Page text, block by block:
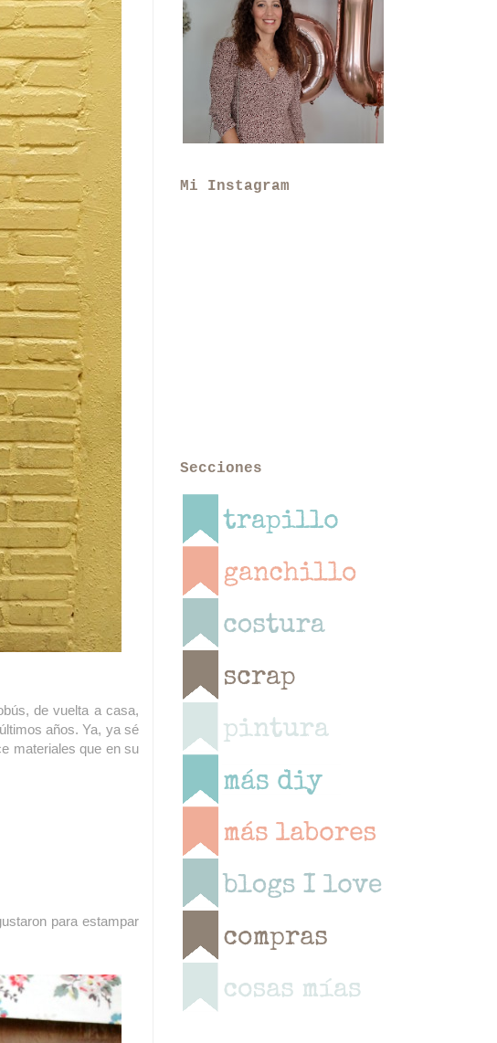
de vuelta a casa,
años.Ya, ya sé
materiales que en su
para estampar
Mi Instagram
Secciones